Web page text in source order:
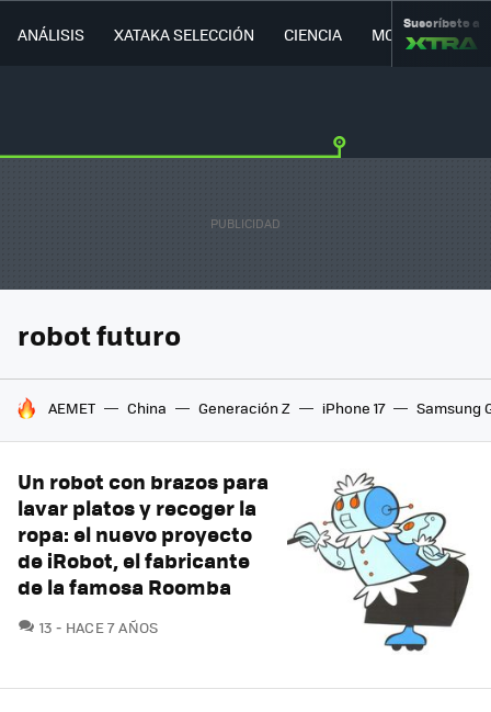
ANÁLISIS XATAKA SELECCIÓN CIENCIA MOVILIDAD
Suscríbete a
robot futuro
HOY SE HABLA DE
AEMET China Generación Z iPhone 17 Samsung
Un robot con brazos para
lavar platos y recoger la
ropa: el nuevo proyecto
de iRobot, el fabricante
de la famosa Roomba
13 COMENTARIOS
HACE 7 AÑOS